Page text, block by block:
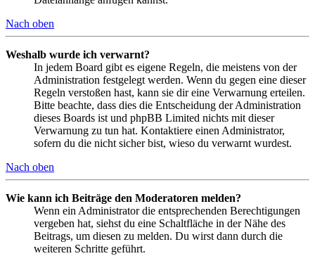
Nach oben
Weshalb wurde ich verwarnt?
In jedem Board gibt es eigene Regeln, die meistens von der
Administration festgelegt werden. Wenn du gegen eine dieser
Regeln verstoßen hast, kann sie dir eine Verwarnung erteilen.
Bitte beachte, dass dies die Entscheidung der Administration
dieses Boards ist und phpBB Limited nichts mit dieser
Verwarnung zu tun hat. Kontaktiere einen Administrator,
sofern du die nicht sicher bist, wieso du verwarnt wurdest.
Nach oben
Wie kann ich Beiträge den Moderatoren melden?
Wenn ein Administrator die entsprechenden Berechtigungen
vergeben hat, siehst du eine Schaltfläche in der Nähe des
Beitrags, um diesen zu melden. Du wirst dann durch die
weiteren Schritte geführt.